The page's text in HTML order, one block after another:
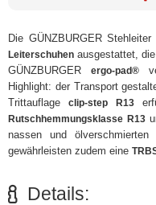
Die GÜNZBURGER
Leiterschuhen ausgestattet,
GÜNZBURGER ergo-pad®
Highlight: der Transport
Trittauflageclip-step R13
Rutschhemmungsklasse R13
nassen und
gewährleisten zudem eine
Details: